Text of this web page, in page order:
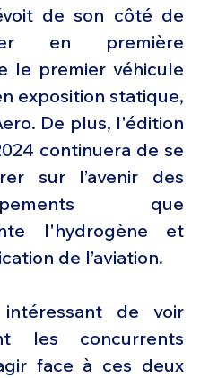
de son côté de
en première
le premier véhicule
exposition statique,
De plus, l'édition
continuera de se
sur l’avenir des
que
l'hydrogène et
de l’aviation.
de voir
les concurrents
face à ces deux